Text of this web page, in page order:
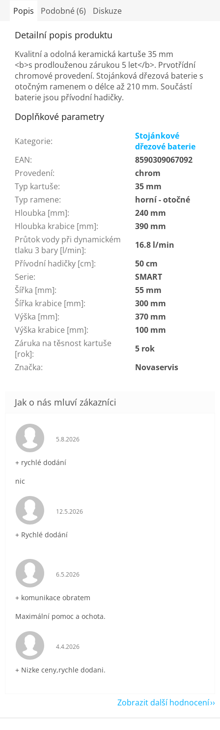
Popis
Podobné (6) Diskuze
Detailní popis produktu
Kvalitní a odolná keramická kartuše 35 mm
<b>s prodlouženou zárukou 5 let</b>. Prvotřídní
chromové provedení. Stojánková dřezová baterie s
otočným ramenem o délce až 210 mm. Součástí
baterie jsou přívodní hadičky.
Doplňkové parametry
Kategorie:
Stojánkové
dřezové baterie
EAN:
8590309067092
Provedení:
chrom
Typ kartuše:
35 mm
Typ ramene:
horní - otočné
Hloubka [mm]:
240 mm
Hloubka krabice [mm]:
390 mm
Průtok vody při dynamickém
tlaku 3 bary [l/min]:
16.8 l/min
Přívodní hadičky [cm]:
50 cm
Serie:
SMART
Šířka [mm]:
55 mm
Šířka krabice [mm]:
300 mm
Výška [mm]:
370 mm
Výška krabice [mm]:
100 mm
Záruka na těsnost kartuše
[rok]:
5 rok
Značka: Novaservis
Hodnocení obchodu je 5 z 5 hvězdiček.
5.8.2026
+ rychlé dodání
nic
Hodnocení obchodu je 5 z 5 hvězdiček.
12.5.2026
+ Rychlé dodání
Hodnocení obchodu je 5 z 5 hvězdiček.
6.5.2026
+ komunikace obratem
Maximální pomoc a ochota.
Hodnocení obchodu je 5 z 5 hvězdiček.
4.4.2026
+ Nizke ceny,rychle dodani.
Zobrazit další hodnocení
Z